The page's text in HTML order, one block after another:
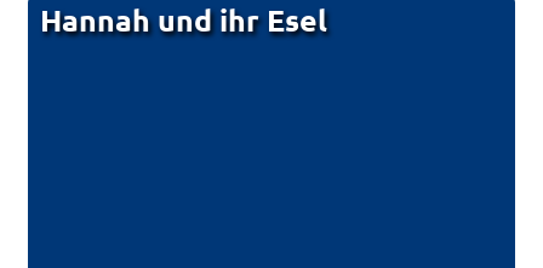
Hannah und ihr Esel